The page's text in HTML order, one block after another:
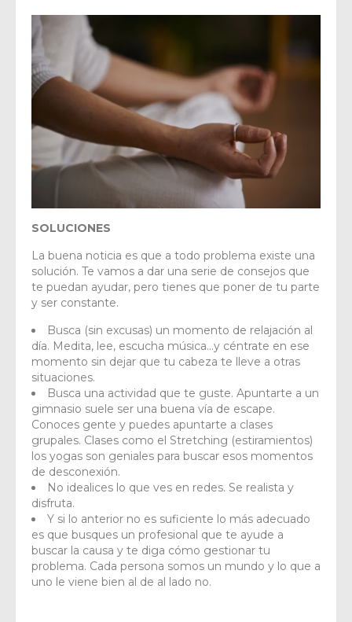
SOLUCIONES
La buena noticia es que a todo problema existe una
solución. Te vamos a dar una serie de consejos que
te puedan ayudar, pero tienes que poner de tu parte
y ser constante.
Busca (sin excusas) un momento de relajación al
día. Medita, lee, escucha música…y céntrate en ese
momento sin dejar que tu cabeza te lleve a otras
situaciones.
Busca una actividad que te guste. Apuntarte a un
gimnasio suele ser una buena vía de escape.
Conoces gente y puedes apuntarte a clases
grupales. Clases como el Stretching (estiramientos)
los yogas son geniales para buscar esos momentos
de desconexión.
No idealices lo que ves en redes. Se realista y
disfruta.
Y si lo anterior no es suficiente lo más adecuado
es que busques un profesional que te ayude a
buscar la causa y te diga cómo gestionar tu
problema. Cada persona somos un mundo y lo que a
uno le viene bien al de al lado no.